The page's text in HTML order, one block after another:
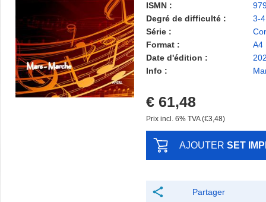
ISMN :
Degré de difficulté :
3-4
Série :
Format :
A4
Date d'édition :
Info :
€ 61,48
Prix ​​incl. 6% TVA (€3,48)
AJOUTER SET
Partager